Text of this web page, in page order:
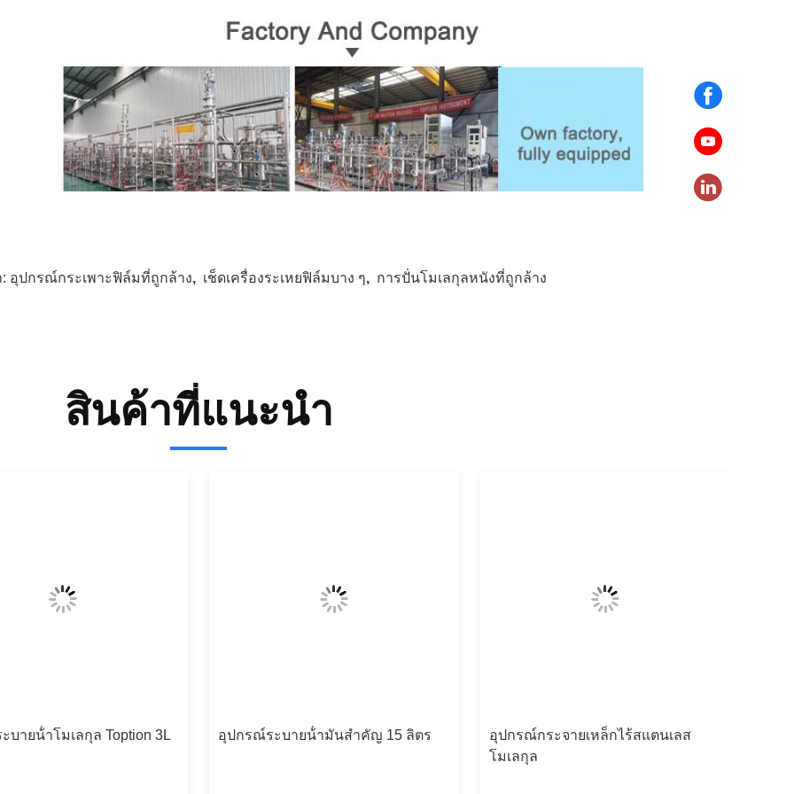
อุปกรณ์กระเพาะฟิล์มที่ถูกล้าง, เช็ดเครื่องระเหยฟิล์มบาง ๆ, การปั่นโมเลกุลหนังที่ถูกล้าง
สินค้าที่แนะนํา
บายน้ําโมเลกุล Toption 3L อุปกรณ์ระบายน้ํามันสําคัญ 15 ลิตร
อุปกรณ์กระจายเหล็กไร้สแตนเลส
โมเลกุล